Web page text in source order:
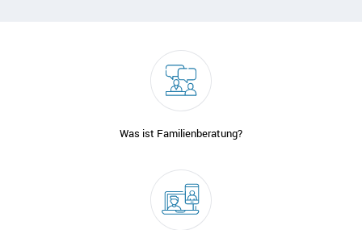
Was ist Familienberatung?